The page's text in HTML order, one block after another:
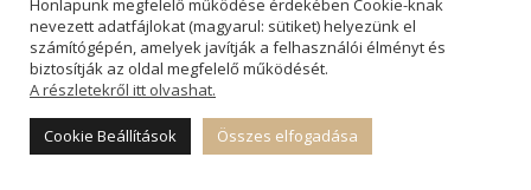
Balatonalmádi-Balatonfűzfői Református Társegyházközség |
Honlapunk megfelelő működése érdekében Cookie-knak
nevezett adatfájlokat (magyarul: sütiket) helyezünk el
számítógépén, amelyek javítják a felhasználói élményt és
biztosítják az oldal megfelelő működését.
A részletekről itt olvashat.
Cookie Beállítások Összes elfogadása